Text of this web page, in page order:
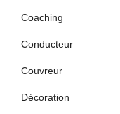
Coaching
Conducteur
Couvreur
Décoration